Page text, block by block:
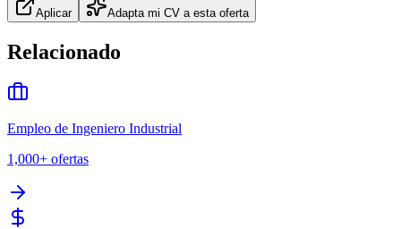
Aplicar Adapta mi CV a esta oferta
Relacionado
Empleo de Ingeniero Industrial
1,000+ ofertas